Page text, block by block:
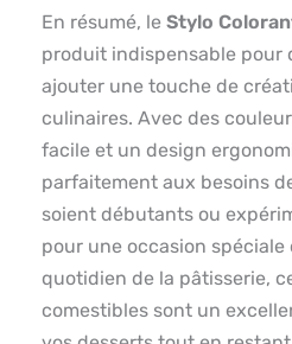
En résumé, le Stylo
produit indispensable pour
ajouter une touche de
culinaires. Avec des
facile et un design
parfaitement aux besoins
soient débutants ou
pour une occasion spéciale
quotidien de la pâtisserie,
comestibles sont un